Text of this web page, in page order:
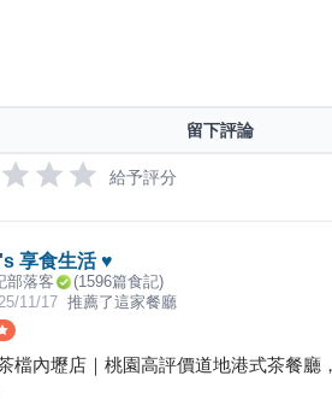
留下評論
給予評分
享食生活 ♥
部落客 (1596篇食記)
11/17 推薦了這家餐廳
檔內壢店｜桃園高評價道地港式茶餐